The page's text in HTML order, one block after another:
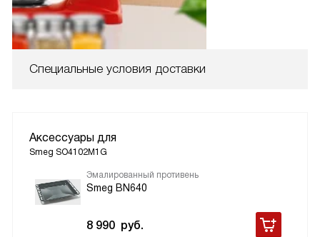
Специальные условия доставки
Аксессуары для
Smeg SO4102M1G
Эмалированный противень
Smeg BN640
8 990 руб.